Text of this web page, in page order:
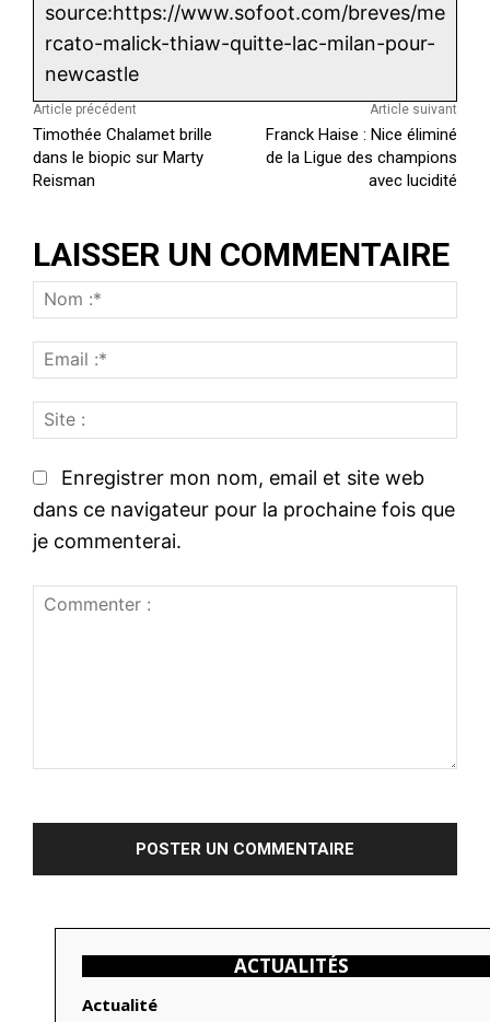
source:https://www.sofoot.com/breves/me
rcato-malick-thiaw-quitte-lac-milan-pour-
newcastle
Article précédent
Timothée Chalamet brille
dans le biopic sur Marty
Reisman
Article suivant
Franck Haise : Nice éliminé
de la Ligue des champions
avec lucidité
LAISSER UN COMMENTAIRE
m
o
:m
ii
Enregistrer mon nom, email et site web
dans ce navigateur pour la prochaine fois que
je commenterai.
ACTUALITÉS
Actualité